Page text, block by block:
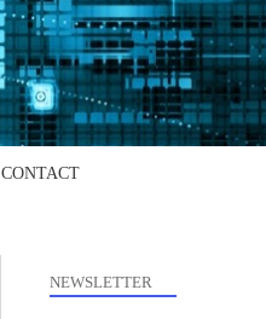
CONTACT
NEWSLETTER